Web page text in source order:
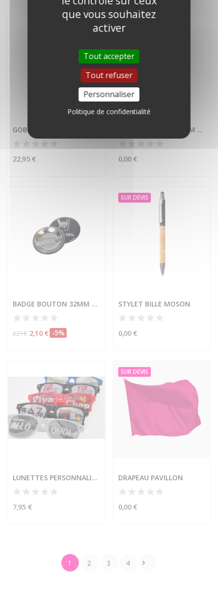
que vous souhaitez
activer
Tout accepter
Tout refuser
Personnaliser
Politique de confidentialité
22,95 €
BADGE BOUTON 25MM PIN'S
0,00 €
BADGE BOUTON 32MM ÉPINGLE
2,21 € 2,10 € -5%
SUR DEVIS
STYLET BILLE MOSON
0,00 €
LUNETTES PERSONNALISÉES
7,95 €
SUR DEVIS
DRAPEAU PAVILLON
0,00 €
1 2 3 4 